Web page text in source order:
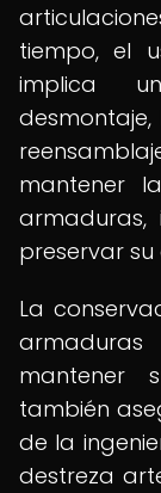
tiempo, el
implica
mantener
armaduras,
preservar
La
mantener
también
de la
destreza